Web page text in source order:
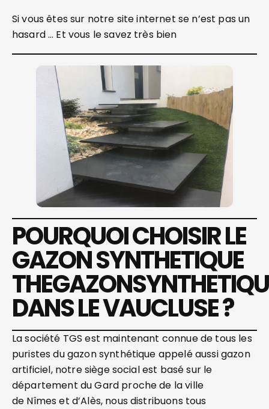
Si vous êtes sur notre site internet se n’est pas un
hasard … Et vous le savez très bien
POURQUOI CHOISIR LE
GAZON SYNTHETIQUE
DANS LE VAUCLUSE ?
La société TGS est maintenant connue de tous les
puristes du gazon synthétique appelé aussi gazon
artificiel, notre siège social est basé sur le
département du Gard proche de la ville
de Nîmes et d’Alès, nous distribuons tous